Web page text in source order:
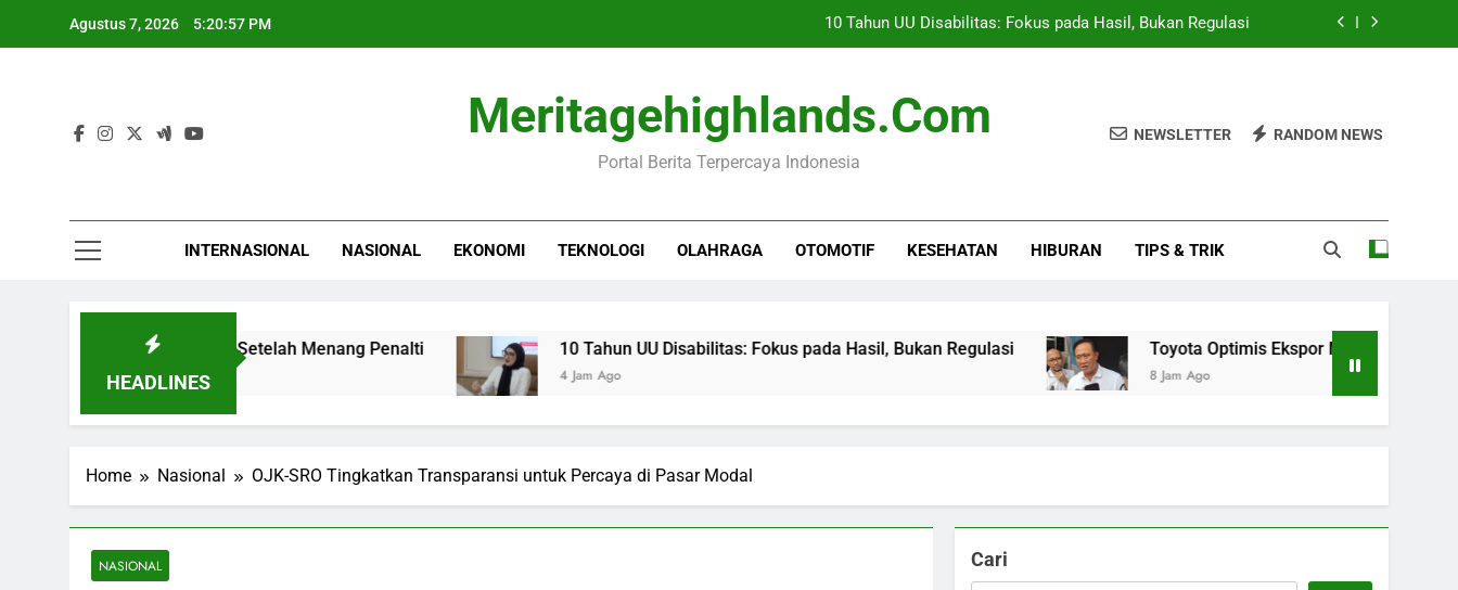
Agustus 7, 2026 5:20:58 PM 10 Tahun UU Disabilitas: Fokus pada Hasil, Bukan Regulasi
Rihanna Kembali ke Studio, AAP Rocky Ungkap Album Baru
Persebaya Raih Juara Piala Presiden 2026 Setelah Menang Penalti
Toyota Optimis Ekspor Meningkat dan Ekspansi ke Amerika Latin
Meritagehighlands.com
Portal Berita Terpercaya Indonesia
NEWSLETTER RANDOM NEWS
INTERNASIONAL NASIONAL EKONOMI TEKNOLOGI OLAHRAGA OTOMOTIF KESEHATAN HIBURAN TIPS & TRIK
HEADLINES
Presiden 2026 Setelah Menang Penalti 10 Tahun UU Disabilitas: Fokus pada Hasil, Bukan Regulasi
4 Jam Ago
Toyota Optimis Ekspor Meningkat dan Ekspansi
8 Jam Ago
Home Nasional OJK-SRO Tingkatkan Transparansi untuk Percaya di Pasar Modal
NASIONAL Cari